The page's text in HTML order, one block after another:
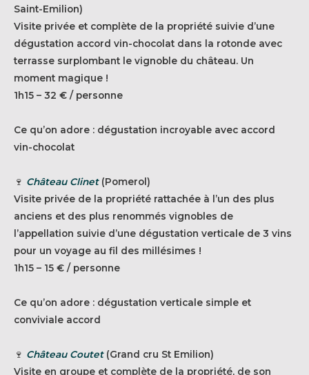
Saint-Emilion)
Visite privée et complète de la propriété suivie d’une
dégustation accord vin-chocolat dans la rotonde avec
terrasse surplombant le vignoble du château. Un
moment magique !
1h15 – 32 € / personne
Ce qu’on adore : dégustation incroyable avec accord
vin-chocolat
🍷 Château Clinet(Pomerol)
Visite privée de la propriété rattachée à l’un des plus
anciens et des plus renommés vignobles de
l’appellation suivie d’une dégustation verticale de 3 vins
pour un voyage au fil des millésimes !
1h15 – 15 € / personne
Ce qu’on adore : dégustation verticale simple et
conviviale accord
🍷 Château Coutet (Grand cru St Emilion)
Visite en groupe et complète de la propriété, de son